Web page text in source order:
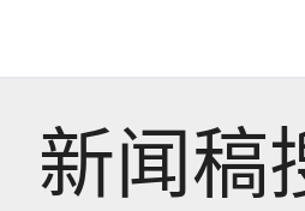
新闻稿